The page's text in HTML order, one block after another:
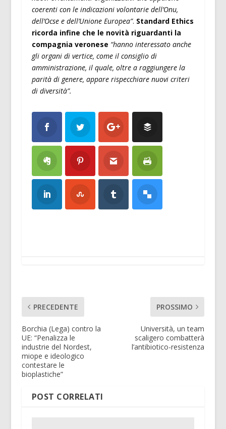
coerenti con le indicazioni volontarie dell’Onu,
dell’Ocse e dell’Unione Europea”. Standard Ethics
ricorda infine che le novità riguardanti la
compagnia veronese “hanno interessato anche
gli organi di vertice, come il consiglio di
amministrazione, il quale, oltre a raggiungere la
parità di genere, appare rispecchiare nuovi criteri
di diversità”.
PRECEDENTE
Borchia (Lega) contro la
UE: “Penalizza le
industrie del Nordest,
miope e ideologico
contestare le
bioplastiche”
PROSSIMO
Università, un team
scaligero combatterà
l’antibiotico-resistenza
POST CORRELATI